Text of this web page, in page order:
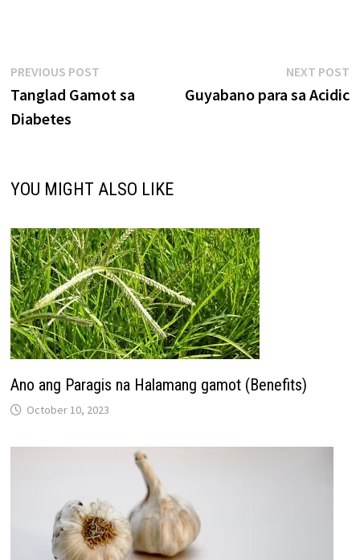
Post
navigation
PREVIOUS POSTPrevious
post:
Tanglad Gamot sa
Diabetes
NEXT POST
Guyabano para sa Acidic
YOU MIGHT ALSO LIKE
Ano ang Paragis na Halamang gamot (Benefits)
October 10, 2023